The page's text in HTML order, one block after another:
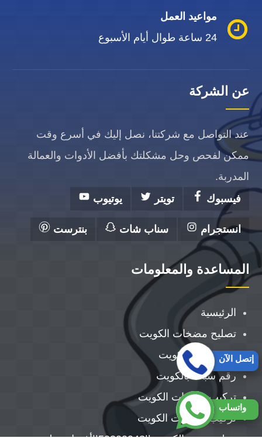
مواعيد العمل
24 ساعة طوال أيام الأسبوع
عن الشركة
عند التواصل مع شركتنا، نصل إليك في أسرع وقت
ممكن لفحص وحل مشكلتك بأفضل الأدوات والعمالة
المدربة.
فيسبوك
تويتر يوتيوب
انستجرام سناب شات بنترست
المساعدة والمعلومات
الرئيسية
تصليح مضخات الكويت
فني صحي الكويت
رقم سباك بالكويت
تركيب سخانات الكويت
تركيب مضخات الكويت
واتساب
إتصل الآن